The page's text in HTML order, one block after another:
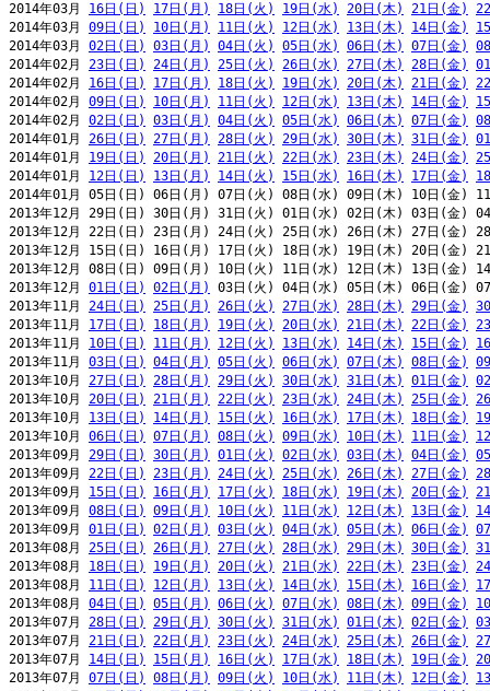
2014年03月 16日(日) 17日(月) 18日(火) 19日(水) 20日(木) 21日(金)
2014年03月 09日(日) 10日(月) 11日(火) 12日(水) 13日(木) 14日(金)
2014年03月 02日(日) 03日(月) 04日(火) 05日(水) 06日(木) 07日(金)
2014年02月 23日(日) 24日(月) 25日(火) 26日(水) 27日(木) 28日(金)
2014年02月 16日(日) 17日(月) 18日(火) 19日(水) 20日(木) 21日(金)
2014年02月 09日(日) 10日(月) 11日(火) 12日(水) 13日(木) 14日(金)
2014年02月 02日(日) 03日(月) 04日(火) 05日(水) 06日(木) 07日(金)
2014年01月 26日(日) 27日(月) 28日(火) 29日(水) 30日(木) 31日(金)
2014年01月 19日(日) 20日(月) 21日(火) 22日(水) 23日(木) 24日(金)
2014年01月 12日(日) 13日(月) 14日(火) 15日(水) 16日(木) 17日(金)
2014年01月 05日(日) 06日(月) 07日(火) 08日(水) 09日(木) 10日(金)
2013年12月 29日(日) 30日(月) 31日(火) 01日(水) 02日(木) 03日(金)
2013年12月 22日(日) 23日(月) 24日(火) 25日(水) 26日(木) 27日(金)
2013年12月 15日(日) 16日(月) 17日(火) 18日(水) 19日(木) 20日(金)
2013年12月 08日(日) 09日(月) 10日(火) 11日(水) 12日(木) 13日(金)
2013年12月 01日(日) 02日(月)
03日(火) 04日(水) 05日(木) 06日(金)
2013年11月 24日(日) 25日(月) 26日(火) 27日(水) 28日(木) 29日(金)
2013年11月 17日(日) 18日(月) 19日(火) 20日(水) 21日(木) 22日(金)
2013年11月 10日(日) 11日(月) 12日(火) 13日(水) 14日(木) 15日(金)
2013年11月 03日(日) 04日(月) 05日(火) 06日(水) 07日(木) 08日(金)
2013年10月 27日(日) 28日(月) 29日(火) 30日(水) 31日(木) 01日(金)
2013年10月 20日(日) 21日(月) 22日(火) 23日(水) 24日(木) 25日(金)
2013年10月 13日(日) 14日(月) 15日(火) 16日(水) 17日(木) 18日(金)
2013年10月 06日(日) 07日(月) 08日(火) 09日(水) 10日(木) 11日(金)
2013年09月 29日(日) 30日(月) 01日(火) 02日(水) 03日(木) 04日(金)
2013年09月 22日(日) 23日(月) 24日(火) 25日(水) 26日(木) 27日(金)
2013年09月 15日(日) 16日(月) 17日(火) 18日(水) 19日(木) 20日(金)
2013年09月 08日(日) 09日(月) 10日(火) 11日(水) 12日(木) 13日(金)
2013年09月 01日(日) 02日(月) 03日(火) 04日(水) 05日(木) 06日(金)
2013年08月 25日(日) 26日(月) 27日(火) 28日(水) 29日(木) 30日(金)
2013年08月 18日(日) 19日(月) 20日(火) 21日(水) 22日(木) 23日(金)
2013年08月 11日(日) 12日(月) 13日(火) 14日(水) 15日(木) 16日(金)
2013年08月 04日(日) 05日(月) 06日(火) 07日(水) 08日(木) 09日(金)
2013年07月 28日(日) 29日(月) 30日(火) 31日(水) 01日(木) 02日(金)
2013年07月 21日(日) 22日(月) 23日(火) 24日(水) 25日(木) 26日(金)
2013年07月 14日(日) 15日(月) 16日(火) 17日(水) 18日(木) 19日(金)
2013年07月 07日(日) 08日(月) 09日(火) 10日(水) 11日(木) 12日(金)